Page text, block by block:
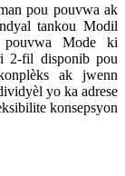
pou pouvwa ak
tankou Modil
pouvwa Mode ki
2-fil disponib pou
ak jwenn
yo ka adrese
konsepsyon